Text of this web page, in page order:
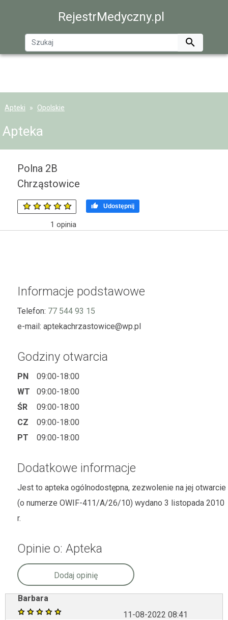
RejestrMedyczny.pl

Apteki Opolskie
Apteka
Polna 2B
Chrząstowice
1 opinia
 Udostępnij
Informacje podstawowe
Telefon: 77 544 93 15
e-mail: aptekachrzastowice@wp.pl
Godziny otwarcia
PN
09:00-18:00
WT
09:00-18:00
ŚR
09:00-18:00
CZ
09:00-18:00
PT
09:00-18:00
Dodatkowe informacje
Jest to apteka ogólnodostępna, zezwolenie na jej otwarcie
(o numerze OWIF-411/A/26/10) wydano 3 listopada 2010
r.
Opinie o: Apteka
Dodaj opinię
Barbara
11-08-2022 08:41